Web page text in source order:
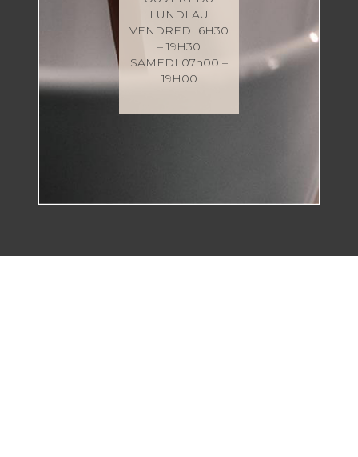
LUNDI AU
VENDREDI 6H30
– 19H30
SAMEDI 07h00 –
19H00